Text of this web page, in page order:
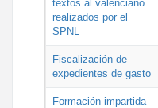
textos al valenciano
realizados por el
SPNL
Fiscalización de
expedientes de gasto
Formación impartida